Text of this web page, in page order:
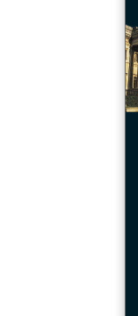
자신
여행
#오
Praha